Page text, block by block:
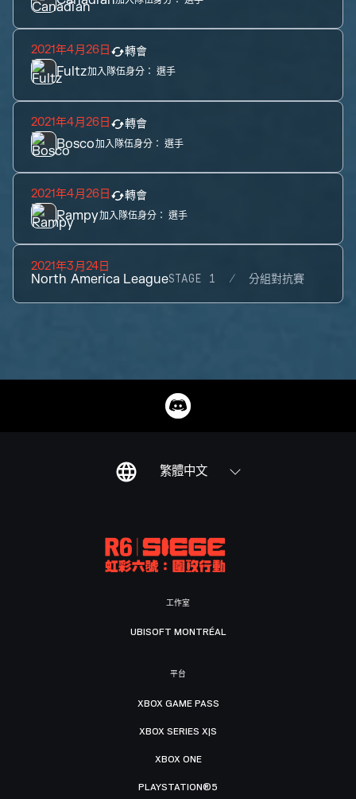
2021年4月26日 轉會
Fultz加入隊伍身分： 選手
2021年4月26日 轉會
Bosco加入隊伍身分： 選手
2021年4月26日 轉會
Rampy加入隊伍身分： 選手
2021年3月24日
North America LeagueSTAGE 1 分組對抗賽
繁體中文
工作室
UBISOFT MONTRÉAL
平台
XBOX GAME PASS
XBOX SERIES X|S
XBOX ONE
PLAYSTATION®5